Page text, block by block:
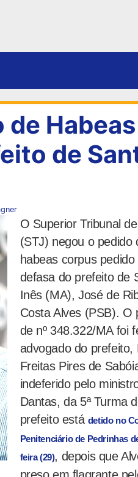
de Habeas
de
O Superior Tribunal
(STJ) negou o pedido
habeas corpus
defasa do prefeito de
Inês (MA), José de
Costa Alves (PSB). O
de nº 348.322/MA foi
advogado do prefeito,
Freitas Pires de
indeferido pelo
Dantas, da 5ª Turma
prefeito está detido no
Penitenciário de Pedrinhas
feira (29), depois que
preso em flagrante